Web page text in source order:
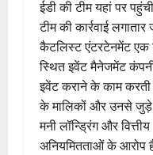
ईडी की टीम यहां पर
टीम की कार्रवाई लगातार
कैटलिस्ट एंटरटेनमेंट एक
स्थित इवेंट मैनेजमेंट
इवेंट कराने के काम
के मालिकों और उनसे जुड़े
मनी लॉन्ड्रिंग और वित्तीय
अनियमितताओं के आरोप